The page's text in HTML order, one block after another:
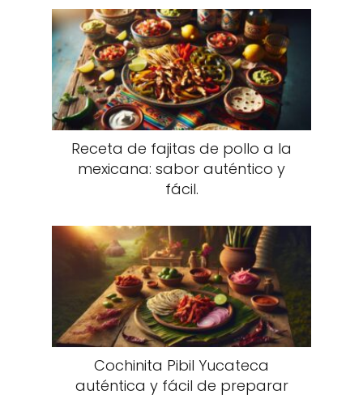
Receta de fajitas de pollo a la
mexicana: sabor auténtico y
fácil.
Cochinita Pibil Yucateca
auténtica y fácil de preparar